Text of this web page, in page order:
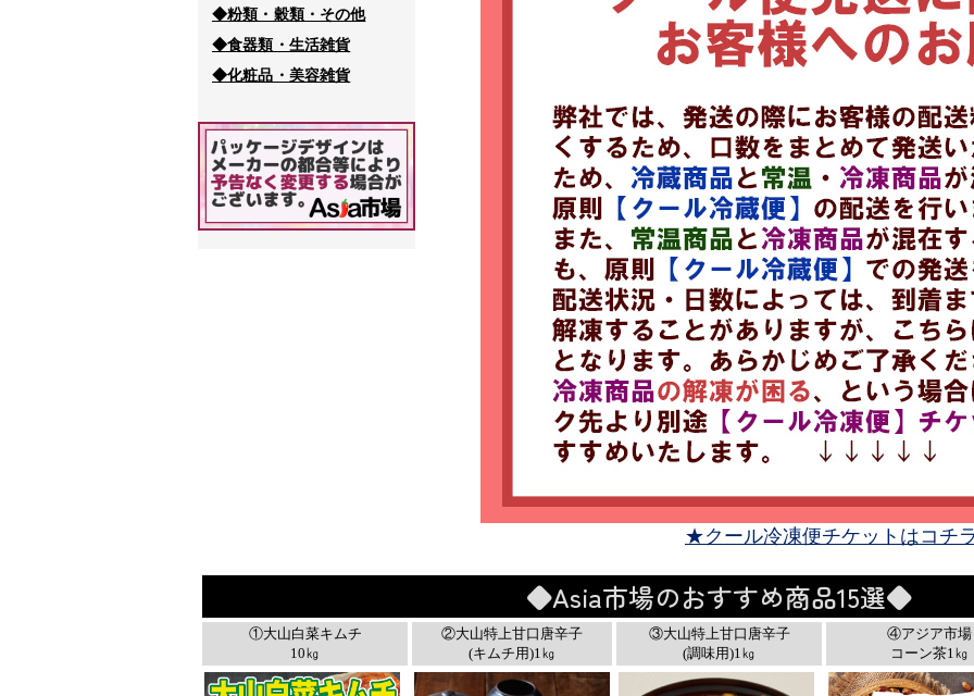
◆粉類・穀類・その他
◆食器類・生活雑貨
◆化粧品・美容雑貨
★クール冷凍便チケットはコチ